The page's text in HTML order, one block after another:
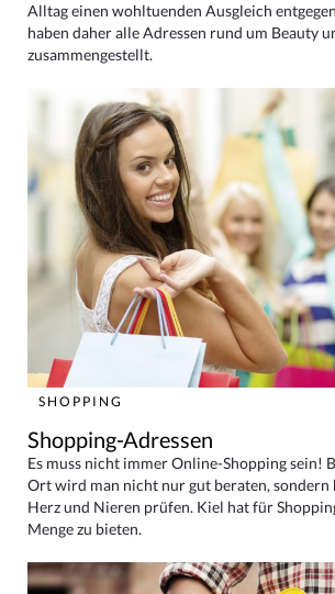
Alltag einen wohltuenden Ausgleich
haben daher alle Adressen rund um Beauty
zusammengestellt.
SHOPPING
Shopping-Adressen
Es muss nicht immer Online-Shopping sein!
Ort wird man nicht nur gut beraten, sondern
Herz und Nieren prüfen. Kiel hat für
Menge zu bieten.